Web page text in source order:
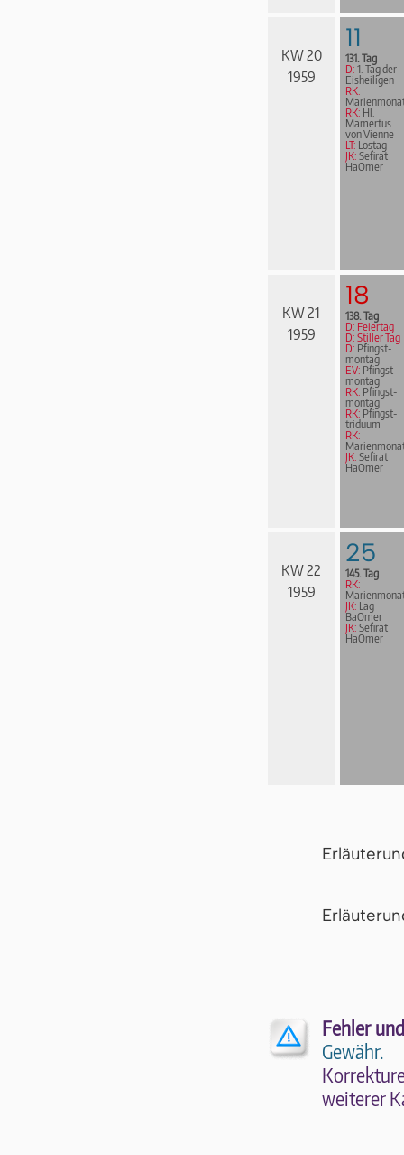
KW 20
1959
11
131. Tag
D: 1. Tag der
Eisheiligen
RK:
RK: Hl.
Mamertus
von Vienne
LT: Lostag
JK: Sefirat
HaOmer
KW 21
1959
18
138. Tag
D: Feiertag
D: Stiller Tag
D: Pfingst­
mon­tag
EV: Pfingst­
mon­tag
RK: Pfingst­
mon­tag
RK: Pfingst­
tri­du­um
RK:
JK: Sefirat
HaOmer
KW 22
1959
25
145. Tag
RK:
JK: Lag
BaOmer
JK: Sefirat
HaOmer
Fehler
Gewähr.
wei­te­rer